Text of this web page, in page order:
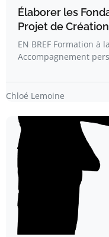
Élaborer les
Projet de Création
EN BREF Formation à
Accompagnement
Chloé Lemoine